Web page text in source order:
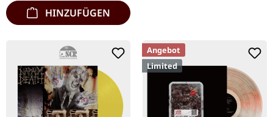
HINZUFÜGEN
Angebot
Limited